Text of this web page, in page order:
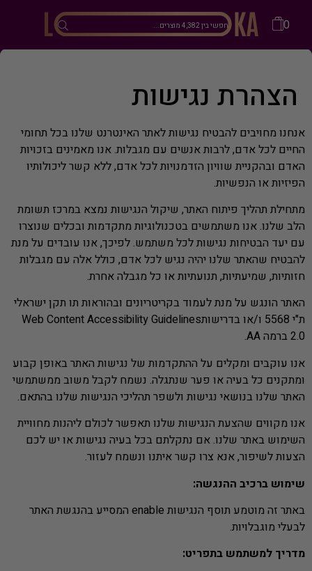
0
הצהרת נגישות
אנחנו מחויבים להבטיח נגישות לאתר האינטרנט שלנו בכל תחומי
החיים לכל אדם, לרבות אנשים עם מגבלות. אנו מאמינים בזכויות
האדם ובהקניית שוויון הזדמנויות לכל אדם, ללא קשר ליכולותיו
הפיזיות או הנפשיות.
מתחילת תהליך פיתוח האתר, שיקול הנגישות נמצא במרכז תשומת
הלב שלנו. אנו משתמשים בטכנולוגיות מתקדמות ובכלים שנוצרו
עם יעד הבטיחות נגישות לכל משתמש. לפיכך, אנו עובדים על מנת
להבטיח שהאתר שלנו יהיה נגיש לכל אדם, כולל אלה עם מגבלות
חזותיות, שמיעתיות, תנועתיות או כל מגבלה אחרת.
האתר הונגש על מנת לעמוד בקריטריונים ובהוראות תו תקן ישראלי
ת"י 5568 ו/או בדרישותWeb Content Accessibility Guidelines
2.0 ברמה AA.
אנו עוקבים ומקלים על ההתקדמות של נגישות האתר באופן קבוע
ומתקנים כל בעיה או פער שנתגלה. נשמח לקבל משוב ממשתמשי
האתר שלנו בנושאי נגישות ולשפר תהליכי הנגישות שלנו בהתאם.
אנו מקווים שהצעת הנגישות שלנו תאפשר לכולם ליהנות מחוויית
השימוש באתר שלנו. אם נתקלתם בכל בעיה נגישות או יש לכם
הצעות לשיפור, אנא צרו קשר איתנו ונשמח לעזור.
שימוש ברכיב ההנגשה:
באתר זה מוטמע תוסף הנגישות enable המסייע בהנגשת האתר
לבעלי מוגבלויות.
מדריך למשתמש בתפריט: